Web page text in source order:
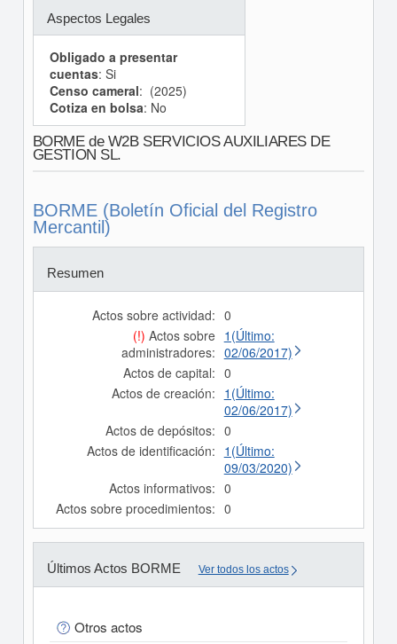
Aspectos Legales
Obligado a presentar
cuentas: Si
Censo cameral: (2025)
Cotiza en bolsa: No
BORME de W2B SERVICIOS AUXILIARES DE
GESTION SL.
BORME (Boletín Oficial del Registro
Mercantil)
Resumen
Actos sobre actividad: 0
(!) Actos sobre
administradores:
1(Último:
02/06/2017)
Actos de capital: 0
Actos de creación: 1(Último:
02/06/2017)
Actos de depósitos: 0
Actos de identificación: 1(Último:
09/03/2020)
Actos informativos: 0
Actos sobre procedimientos: 0
Últimos Actos BORME Ver todos los actos
Otros actos